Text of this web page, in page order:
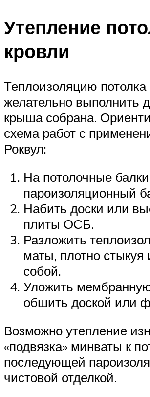
Утепление
кровли
Теплоизоляцию потолка
желательно выполнить
крыша собрана.
схема работ с
Роквул:
На потолочные
пароизоляционный
Набить доски или
плиты ОСБ.
Разложить
маты, плотно
собой.
Уложить
обшить доской или
Возможно утепление
«подвязка» минваты к
последующей
чистовой отделкой.